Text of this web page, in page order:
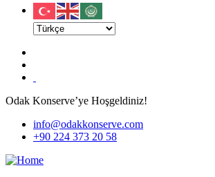
Odak Konserve’ye Hoşgeldiniz!
info@odakkonserve.com
+90 224 373 20 58